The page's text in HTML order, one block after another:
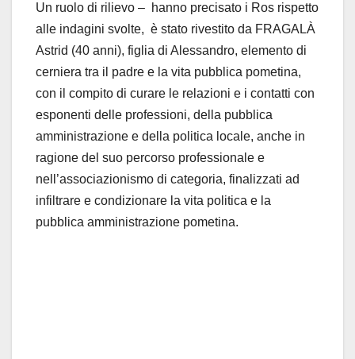
Un ruolo di rilievo – hanno precisato i Ros rispetto
alle indagini svolte, è stato rivestito da FRAGALÀ
Astrid (40 anni), figlia di Alessandro, elemento di
cerniera tra il padre e la vita pubblica pometina,
con il compito di curare le relazioni e i contatti con
esponenti delle professioni, della pubblica
amministrazione e della politica locale, anche in
ragione del suo percorso professionale e
nell’associazionismo di categoria, finalizzati ad
infiltrare e condizionare la vita politica e la
pubblica amministrazione pometina.